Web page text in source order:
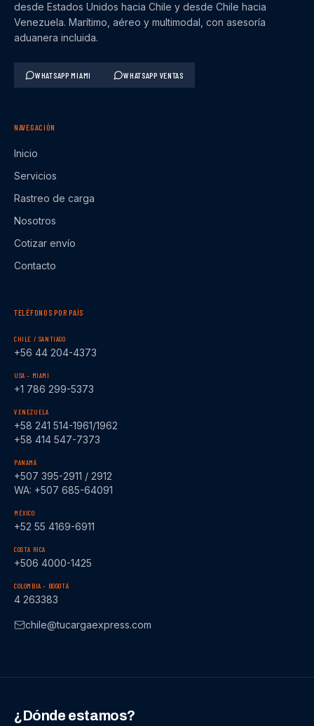
desde Estados Unidos hacia Chile y desde Chile hacia
Venezuela. Marítimo, aéreo y multimodal, con asesoría
aduanera incluida.
WHATSAPP MIAMI WHATSAPP VENTAS
NAVEGACIÓN
Inicio
Servicios
Rastreo de carga
Nosotros
Cotizar envío
Contacto
TELÉFONOS POR PAÍS
CHILE / SANTIAGO
+56 44 204-4373
USA – MIAMI
+1 786 299-5373
VENEZUELA
+58 241 514-1961/1962
+58 414 547-7373
PANAMÁ
+507 395-2911 / 2912
WA: +507 685-64091
MÉXICO
+52 55 4169-6911
COSTA RICA
+506 4000-1425
COLOMBIA – BOGOTÁ
4 263383
chile@tucargaexpress.com
¿Dónde estamos?